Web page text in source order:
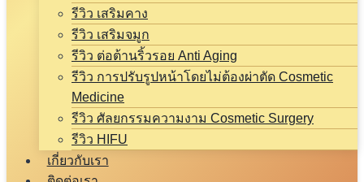
รีวิว เสริมคาง
รีวิว เสริมจมูก
รีวิว ต่อต้านริ้วรอย Anti Aging
รีวิว การปรับรูปหน้าโดยไม่ต้องผ่าตัด Cosmetic
Medicine
รีวิว ศัลยกรรมความงาม Cosmetic Surgery
รีวิว HIFU
เกี่ยวกับเรา